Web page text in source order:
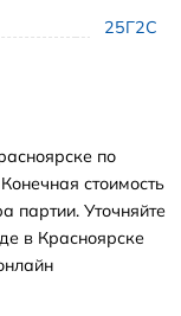
25Г2С
по
стоимость
партии. Уточняйте
в Красноярске